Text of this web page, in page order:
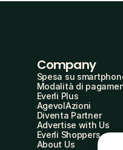
Company
Spesa su
Modalità di
Everli Plus
AgevolAzioni
Diventa Partner
Advertise with Us
Everli Shoppers
About Us